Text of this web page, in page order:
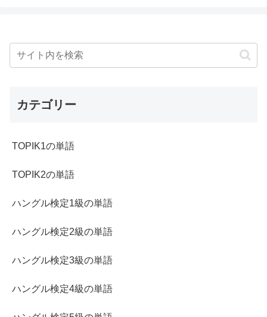
カテゴリー
TOPIK1の単語
TOPIK2の単語
ハングル検定1級の単語
ハングル検定2級の単語
ハングル検定3級の単語
ハングル検定4級の単語